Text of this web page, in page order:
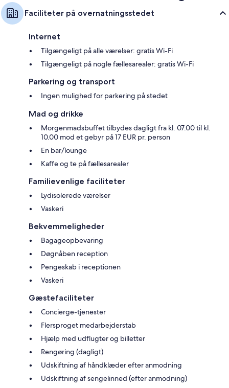
Faciliteter på overnatningsstedet
Internet
Tilgængeligt på alle værelser: gratis Wi-Fi
Tilgængeligt på nogle fællesarealer: gratis Wi-Fi
Parkering og transport
Ingen mulighed for parkering på stedet
Mad og drikke
Morgenmadsbuffet tilbydes dagligt fra kl. 07.00 til kl.
10.00 mod et gebyr på 17 EUR pr. person
En bar/lounge
Kaffe og te på fællesarealer
Familievenlige faciliteter
Lydisolerede værelser
Vaskeri
Bekvemmeligheder
Bagageopbevaring
Døgnåben reception
Pengeskab i receptionen
Vaskeri
Gæstefaciliteter
Concierge-tjenester
Flersproget medarbejderstab
Hjælp med udflugter og billetter
Rengøring (dagligt)
Udskiftning af håndklæder efter anmodning
Udskiftning af sengelinned (efter anmodning)